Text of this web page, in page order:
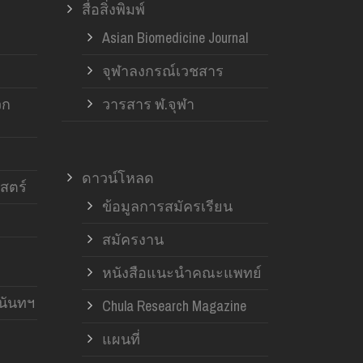
ตร์
นทฯ
สื่อสิ่งพิมพ์
Asian Biomedicine Journal
จุฬาลงกรณ์เวชสาร
วารสาร ฬ.จุฬา
ดาวน์โหลด
ข้อมูลการสมัครเรียน
สมัครงาน
หนังสือแนะนำคณะแพทย์
Chula Research Magazine
แผนที่